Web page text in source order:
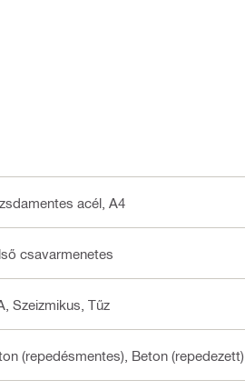
acél, A4
csavarmenetes
Szeizmikus, Tűz
(repedésmentes), Beton (repedezett)